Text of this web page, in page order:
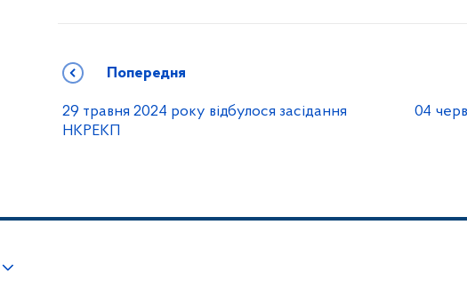
Попередня
29 травня 2024 року відбулося засідання
НКРЕКП
04